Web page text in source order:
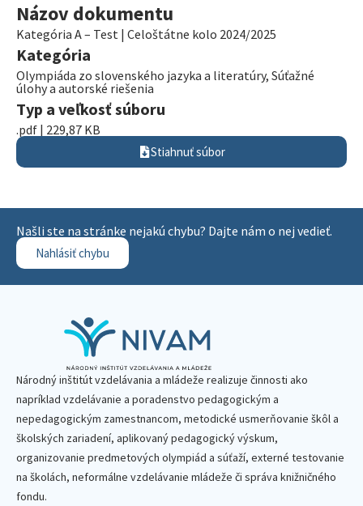
Názov dokumentu
Kategória A – Test | Celoštátne kolo 2024/2025
Kategória
Olympiáda zo slovenského jazyka a literatúry, Súťažné
úlohy a autorské riešenia
Typ a veľkosť súboru
.pdf | 229,87 KB
Stiahnuť súbor
Našli ste na stránke nejakú chybu? Dajte nám o nej vedieť.
Nahlásiť chybu
Národný inštitút vzdelávania a mládeže realizuje činnosti ako
napríklad vzdelávanie a poradenstvo pedagogickým a
nepedagogickým zamestnancom, metodické usmerňovanie škôl a
školských zariadení, aplikovaný pedagogický výskum,
organizovanie predmetových olympiád a súťaží, externé testovanie
na školách, neformálne vzdelávanie mládeže či správa knižničného
fondu.